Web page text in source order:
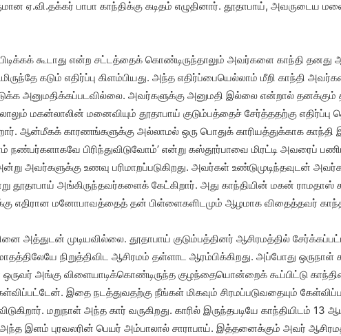
ஏ.வி.தக்கர் பாபா காந்திக்கு கடிதம் எழுதினார். தூதாபாய்,
கூடாது என்ற சட்டத்தைக் கொண்டிருந்தாலும் அவர்களை காந்தி தனது
கடும் எதிர்ப்பு கிளம்பியது. அந்த எதிர்ப்பையெல்லாம் மீறி
அனுமதிக்கப்படவில்லை. அவர்களுக்கு அனுமதி இல்லை என்றால்
மகன்லாலின் மனைவியும் தூதாபாய் குடும்பத்தைச் சேர்த்ததற்கு எதிர்ப்பு
ஆன்மீகக் காரணங்களுக்கு அல்லாமல் ஒரு பொதுக் காரியத்துக்காக
நண்பர்களாகவே பிரிந்துவிடுவோம்’ என்று கஸ்தூர்பாவை மிரட்டி அவரைப்
அவர்களுக்கு உணவு பரிமாறப்படுகிறது. அவர்கள் உண்டுமுடிந்தவுடன்
தூதாபாய் அங்கிருந்தவர்களைக் கேட்கிறார். அது காந்தியின் மகன் ராமதாஸ்
எதிரான மனோபாவத்தைத் தன் பிள்ளைகளிடமும் ஆழமாக விதைத்தவர்
அத்துடன் முடியவில்லை. தூதாபாய் குடும்பத்தினர் ஆசிரமத்தில்
நிறுத்திவிட ஆசிரமம் தள்ளாட ஆரம்பிக்கிறது. அப்போது ஒருநாள்
அங்கு விளையாடிக்கொண்டிருந்த குழந்தையொன்றைக் கூப்பிட்டு
இதை நடத்துவதற்கு நீங்கள் மிகவும் சிரமப்படுவதையும்
மறுநாள் அந்த கார் வருகிறது. காரில் இருந்தபடியே காந்தியிடம்
இளம் புரவலரின் பெயர் அம்பாலால் சாராபாய். இத்தனைக்கும் அவர்